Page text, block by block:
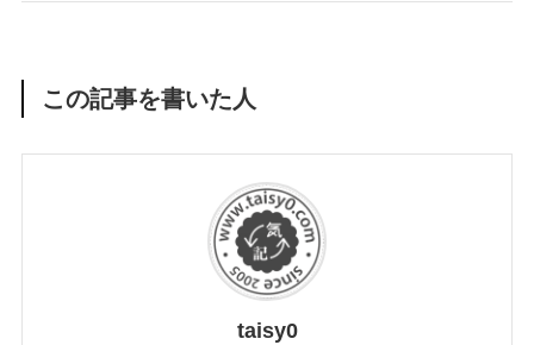
この記事を書いた人
taisy0